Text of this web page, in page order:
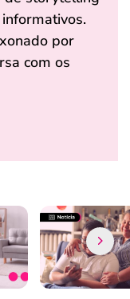
por
com os